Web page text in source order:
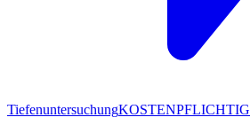
TiefenuntersuchungKOSTENPFLICHTIG